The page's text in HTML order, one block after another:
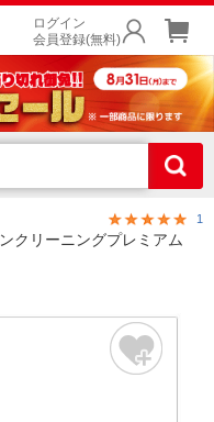
ログイン
会員登録(無料)
1
クリーニングプレミアム